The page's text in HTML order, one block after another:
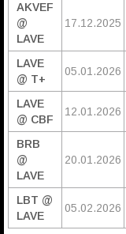
AKVEF
@
LAVE
17.12.2025
LAVE
@ T+
05.01.2026
LAVE
@ CBF
12.01.2026
BRB
@
LAVE
20.01.2026
LBT @
LAVE
05.02.2026